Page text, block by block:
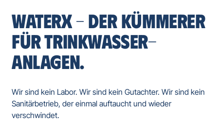
WATERX – DER KÜMMERER
FÜR TRINKWASSER-
ANLAGEN.
Wir sind kein Labor. Wir sind kein Gutachter. Wir sind kein
Sanitärbetrieb, der einmal auftaucht und wieder
verschwindet.